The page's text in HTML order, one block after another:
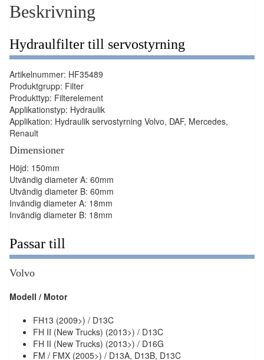
Beskrivning
Hydraulfilter till servostyrning
Artikelnummer: HF35489
Produktgrupp: Filter
Produkttyp: Filterelement
Applikationstyp: Hydraulik
Applikation: Hydraulik servostyrning Volvo, DAF, Mercedes,
Renault
Dimensioner
Höjd: 150mm
Utvändig diameter A: 60mm
Utvändig diameter B: 60mm
Invändig diameter A: 18mm
Invändig diameter B: 18mm
Passar till
Volvo
Modell / Motor
FH13 (2009>) / D13C
FH II (New Trucks) (2013>) / D13C
FH II (New Trucks) (2013>) / D16G
FM / FMX (2005>) / D13A, D13B, D13C